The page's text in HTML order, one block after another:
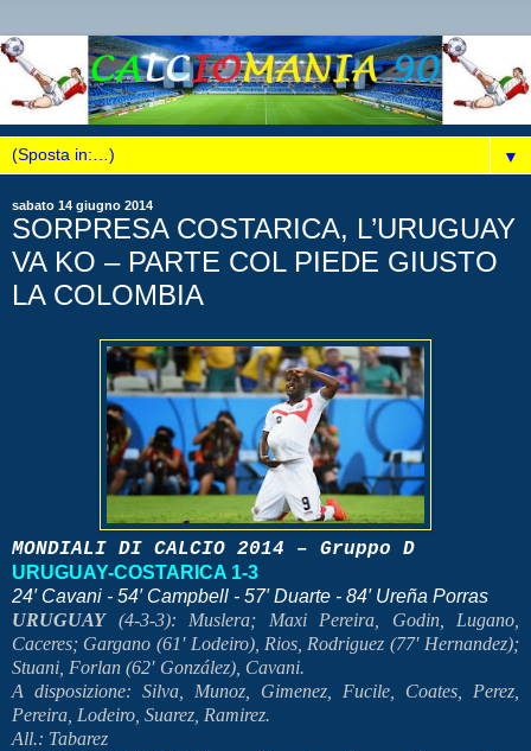
▼
sabato 14 giugno 2014
SORPRESA COSTARICA, L’URUGUAY
VA KO – PARTE COL PIEDE GIUSTO
LA COLOMBIA
MONDIALI DI CALCIO 2014 – Gruppo D
URUGUAY-COSTARICA 1-3
24′ Cavani - 54′ Campbell - 57′ Duarte - 84′ Ureña Porras
URUGUAY (4-3-3): Muslera; Maxi Pereira, Godin, Lugano,
Caceres; Gargano (61′ Lodeiro), Rios, Rodriguez (77′ Hernandez);
Stuani, Forlan (62′ González), Cavani.
A disposizione: Silva, Munoz, Gimenez, Fucile, Coates, Perez,
Pereira, Lodeiro, Suarez, Ramirez.
All.: Tabarez